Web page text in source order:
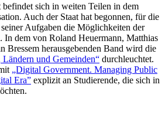
sich in weiten Teilen in dem
Auch der Staat hat begonnen, für die
Aufgaben die Möglichkeiten der
In dem von Roland Heuermann, Matthias
Bressem herausgebenden Band wird die
und Gemeinden“ durchleuchtet.
„Digital Government. Managing Public
Era” explizit an Studierende, die sich in